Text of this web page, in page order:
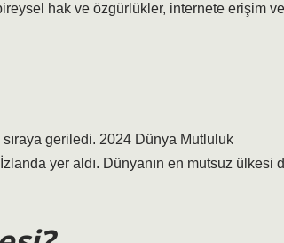
hak ve özgürlükler, internete erişim ve
geriledi. 2024 Dünya Mutluluk
yer aldı. Dünyanın en mutsuz ülkesi